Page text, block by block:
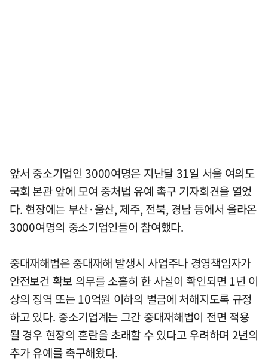
앞서 중소기업인 3000여명은 지난달 31일 서울 여의도
국회 본관 앞에 모여 중처법 유예 촉구 기자회견을 열었
다. 현장에는 부산·울산, 제주, 전북, 경남 등에서 올라온
3000여명의 중소기업인들이 참여했다.
중대재해법은 중대재해 발생시 사업주나 경영책임자가
안전보건 확보 의무를 소홀히 한 사실이 확인되면 1년 이
상의 징역 또는 10억원 이하의 벌금에 처해지도록 규정
하고 있다. 중소기업계는 그간 중대재해법이 전면 적용
될 경우 현장의 혼란을 초래할 수 있다고 우려하며 2년의
추가 유예를 촉구해왔다.